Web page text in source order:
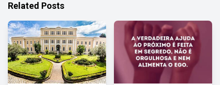
Related Posts